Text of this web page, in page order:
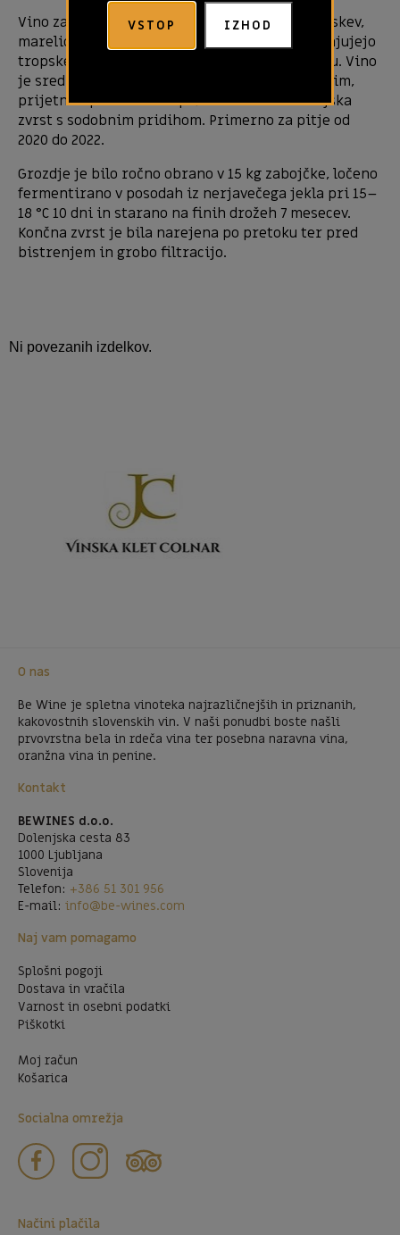
VSTOP IZHOD
Vino zaznamujejo arome rumenega sadja (breskev,
marelica) in rahlo cvetlične note, ki jih dopolnjujejo
tropske arome s pridihom suhih zelišč na nosu. Vino
je srednjega telesa, mineralno, sveže in z dolgim,
prijetnim pookusom. Tipična sveža belokranjska
zvrst s sodobnim pridihom. Primerno za pitje od
2020 do 2022.
Grozdje je bilo ročno obrano v 15 kg zabojčke, ločeno
fermentirano v posodah iz nerjavečega jekla pri 15–
18 °C 10 dni in starano na finih drožeh 7 mesecev.
Končna zvrst je bila narejena po pretoku ter pred
bistrenjem in grobo filtracijo.
Ni povezanih izdelkov.
O nas
Be Wine je spletna vinoteka najrazličnejših in priznanih,
kakovostnih slovenskih vin. V naši ponudbi boste našli
prvovrstna bela in rdeča vina ter posebna naravna vina,
oranžna vina in penine.
Kontakt
BEWINES d.o.o.
Dolenjska cesta 83
1000 Ljubljana
Slovenija
Telefon: +386 51 301 956
E-mail: info@be-wines.com
Naj vam pomagamo
Splošni pogoji
Dostava in vračila
Varnost in osebni podatki
Piškotki
Moj račun
Košarica
Socialna omrežja
Načini plačila